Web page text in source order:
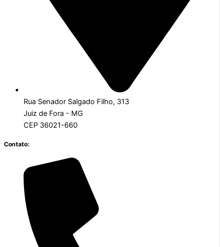
Rua Senador Salgado Filho, 313
Juiz de Fora - MG
CEP 36021-660
Contato: